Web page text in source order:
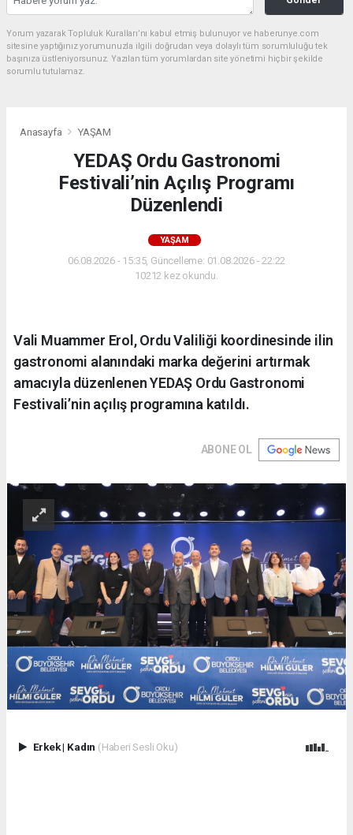
Yorum yazarak Topluluk Kuralları’nı kabul etmiş bulunuyor ve haberunye.com
sitesine yaptığınız yorumunuzla ilgili doğrudan veya dolaylı tüm sorumluluğu tek
başınıza üstleniyorsunuz. Yazılan tüm yorumlardan site yönetimi hiçbir şekilde
sorumlu tutulamaz.
Anasayfa YAŞAM
YEDAŞ Ordu Gastronomi
Festivali’nin Açılış Programı
Düzenlendi
YAŞAM
06.08.2026 - 15:35, Güncelleme: 01.08.2026 - 22:22
10212 kez okundu.
Vali Muammer Erol, Ordu Valiliği koordinesinde ilin
gastronomi alanındaki marka değerini artırmak
amacıyla düzenlenen YEDAŞ Ordu Gastronomi
Festivali’nin açılış programına katıldı.
ABONE OL
Erkek| Kadın (Haberi Sesli Oku)